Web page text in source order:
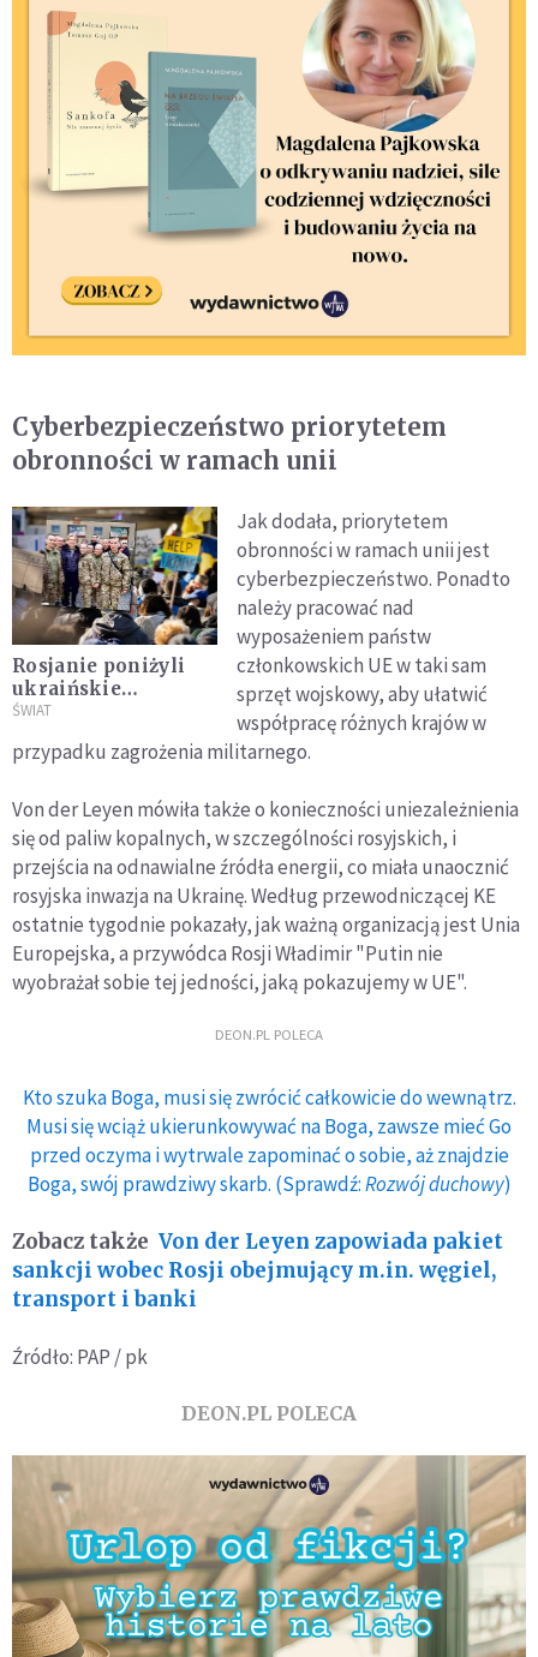
Cyberbezpieczeństwo priorytetem
obronności w ramach unii
Rosjanie poniżyli
ukraińskie
żołnierki. Przed
kobiet z niewoli
ŚWIAT
Jak dodała, priorytetem
obronności w ramach unii jest
cyberbezpieczeństwo. Ponadto
należy pracować nad
wyposażeniem państw
członkowskich UE w taki sam
sprzęt wojskowy, aby ułatwić
współpracę różnych krajów w
przypadku zagrożenia militarnego.
Von der Leyen mówiła także o konieczności uniezależnienia
się od paliw kopalnych, w szczególności rosyjskich, i
przejścia na odnawialne źródła energii, co miała unaocznić
rosyjska inwazja na Ukrainę. Według przewodniczącej KE
ostatnie tygodnie pokazały, jak ważną organizacją jest Unia
Europejska, a przywódca Rosji Władimir "Putin nie
wyobrażał sobie tej jedności, jaką pokazujemy w UE".
DEON.PL POLECA
Kto szuka Boga, musi się zwrócić całkowicie do wewnątrz.
Musi się wciąż ukierunkowywać na Boga, zawsze mieć Go
przed oczyma i wytrwale zapominać o sobie, aż znajdzie
Boga, swój prawdziwy skarb. (Sprawdź:Rozwój duchowy)
Zobacz także Von der Leyen zapowiada pakiet
sankcji wobec Rosji obejmujący m.in. węgiel,
transport i banki
Źródło: PAP / pk
DEON.PL POLECA